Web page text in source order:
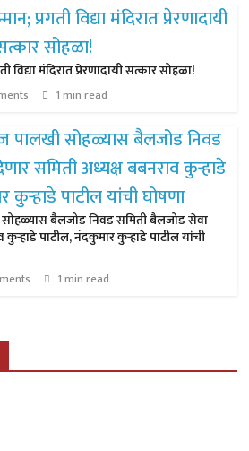
विद्या मंदिरात प्रेरणादायी सत्कार सोहळा!
1 min read
सोहळ्यास बैलजोड निवड समिती बैलजोड सेवा
पाटील, नंदकुमार कुऱ्हाडे पाटील यांची
1 min read